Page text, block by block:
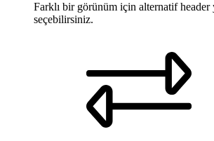
Farklı bir görünüm için alternatif header
seçebilirsiniz.